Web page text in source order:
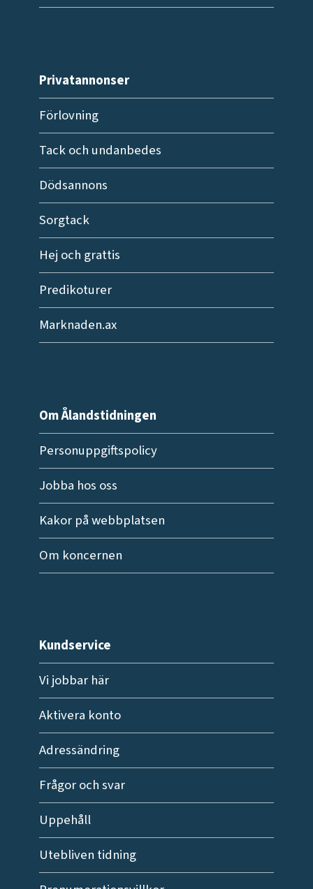
Privatannonser
Förlovning
Tack och undanbedes
Dödsannons
Sorgtack
Hej och grattis
Predikoturer
Marknaden.ax
Om Ålandstidningen
Personuppgiftspolicy
Jobba hos oss
Kakor på webbplatsen
Om koncernen
Kundservice
Vi jobbar här
Aktivera konto
Adressändring
Frågor och svar
Uppehåll
Utebliven tidning